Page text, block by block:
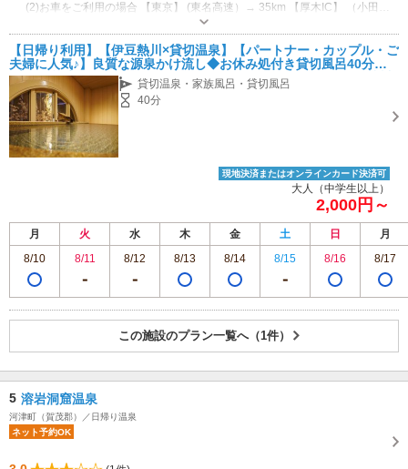
営業時間：15:00～18:00 受付時間：～17:00 休館日：繁忙期、休館日はご
専用駐車場あり（無料）15台
【日帰り利用】【伊豆熱川×貸切温泉】【パートナー・カップル・ご
夫婦に人気♪】良質な源泉かけ流し◆お休み処付き貸切風呂40分間
プラン◆手ぶらでOK♪フェイスタオル・バスタオル付き《伊豆熱川
駅徒歩4分》
貸切温泉・家族風呂・貸切風呂
40分
現地決済またはオンラインカード決済可
大人（中学生以上）
2,000円～
月 火 水 木 金 土 日
月
8/10
8/11 8/12 8/13 8/14 8/15 8/16 8/17
この施設のプラン一覧へ（1件）
5 溶岩洞窟温泉
河津町（賀茂郡）／日帰り温泉
ネット予約OK